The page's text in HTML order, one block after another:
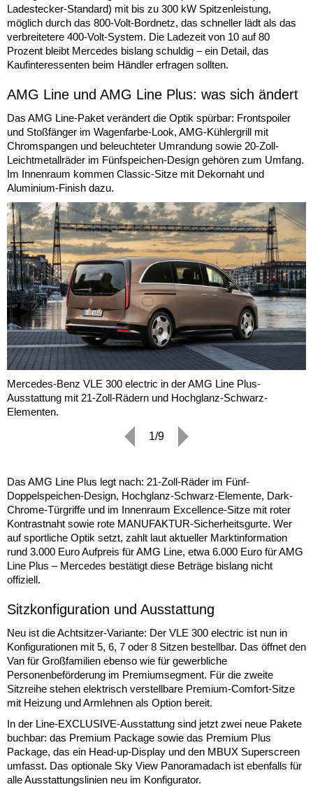
Ladestecker-Standard) mit bis zu 300 kW Spitzenleistung,
möglich durch das 800-Volt-Bordnetz, das schneller lädt als das
verbreitetere 400-Volt-System. Die Ladezeit von 10 auf 80
Prozent bleibt Mercedes bislang schuldig – ein Detail, das
Kaufinteressenten beim Händler erfragen sollten.
AMG Line und AMG Line Plus: was sich ändert
Das AMG Line-Paket verändert die Optik spürbar: Frontspoiler
und Stoßfänger im Wagenfarbe-Look, AMG-Kühlergrill mit
Chromspangen und beleuchteter Umrandung sowie 20-Zoll-
Leichtmetallräder im Fünfspeichen-Design gehören zum Umfang.
Im Innenraum kommen Classic-Sitze mit Dekornaht und
Aluminium-Finish dazu.
Mercedes-Benz VLE 300 electric in der AMG Line Plus-
Ausstattung mit 21-Zoll-Rädern und Hochglanz-Schwarz-
Elementen.
1/9
Das AMG Line Plus legt nach: 21-Zoll-Räder im Fünf-
Doppelspeichen-Design, Hochglanz-Schwarz-Elemente, Dark-
Chrome-Türgriffe und im Innenraum Excellence-Sitze mit roter
Kontrastnaht sowie rote MANUFAKTUR-Sicherheitsgurte. Wer
auf sportliche Optik setzt, zahlt laut aktueller Marktinformation
rund 3.000 Euro Aufpreis für AMG Line, etwa 6.000 Euro für AMG
Line Plus – Mercedes bestätigt diese Beträge bislang nicht
offiziell.
Sitzkonfiguration und Ausstattung
Neu ist die Achtsitzer-Variante: Der VLE 300 electric ist nun in
Konfigurationen mit 5, 6, 7 oder 8 Sitzen bestellbar. Das öffnet den
Van für Großfamilien ebenso wie für gewerbliche
Personenbeförderung im Premiumsegment. Für die zweite
Sitzreihe stehen elektrisch verstellbare Premium-Comfort-Sitze
mit Heizung und Armlehnen als Option bereit.
In der Line-EXCLUSIVE-Ausstattung sind jetzt zwei neue Pakete
buchbar: das Premium Package sowie das Premium Plus
Package, das ein Head-up-Display und den MBUX Superscreen
umfasst. Das optionale Sky View Panoramadach ist ebenfalls für
alle Ausstattungslinien neu im Konfigurator.